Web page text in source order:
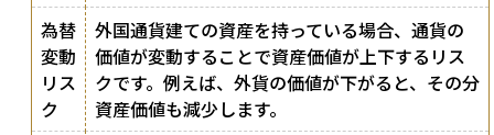
為替
変動
リス
ク
外国通貨建ての資産を持っている場合、通貨の
価値が変動することで資産価値が上下するリス
クです。例えば、外貨の価値が下がると、その分
資産価値も減少します。